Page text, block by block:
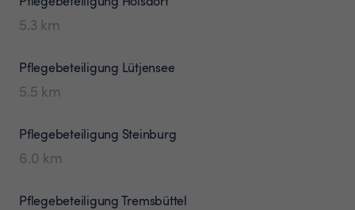
5.3 km
Pflegebeteiligung Lütjensee
5.5 km
Pflegebeteiligung Steinburg
6.0 km
PflegebeteiligungTremsbüttel